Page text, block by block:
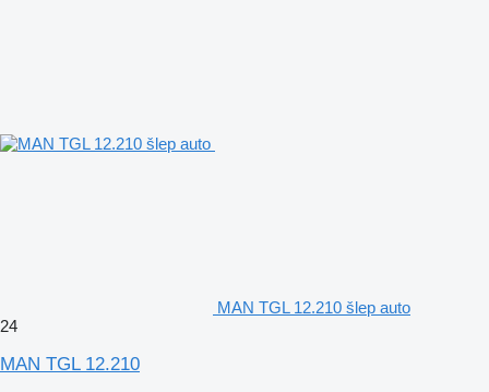
MAN TGL 12.210 šlep auto
24
MAN TGL 12.210